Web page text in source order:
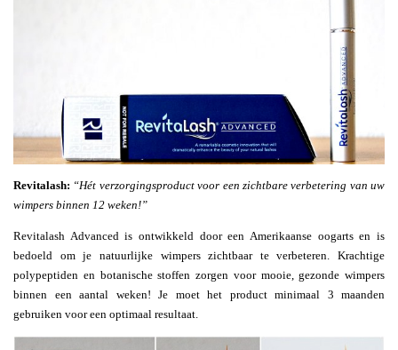
Revitalash: “Hét verzorgingsproduct voor een zichtbare verbetering van uw
wimpers binnen 12 weken!”
Revitalash Advanced is ontwikkeld door een Amerikaanse oogarts en is
bedoeld om je natuurlijke wimpers zichtbaar te verbeteren. Krachtige
polypeptiden en botanische stoffen zorgen voor mooie, gezonde wimpers
binnen een aantal weken! Je moet het product minimaal 3 maanden
gebruiken voor een optimaal resultaat.